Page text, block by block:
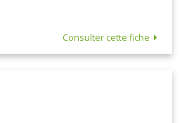
Consulter cette fiche